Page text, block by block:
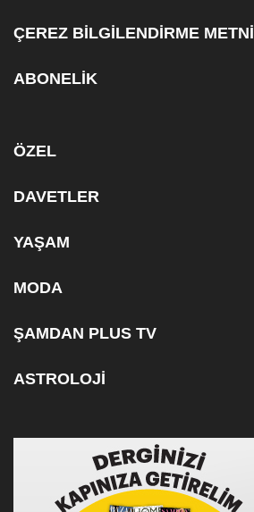
ÇEREZ BİLGİLENDİRME METNİ
ABONELİK
ÖZEL
DAVETLER
YAŞAM
MODA
ŞAMDAN PLUS TV
ASTROLOJİ